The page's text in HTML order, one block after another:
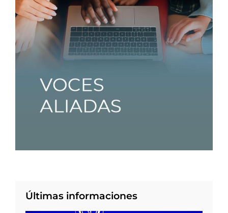
Últimas informaciones